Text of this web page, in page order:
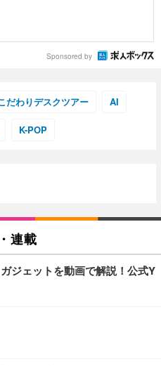
Sponsored by
だわりデスクツアー AI
K-POP
連載
ジェットを動画で解説！公式Y